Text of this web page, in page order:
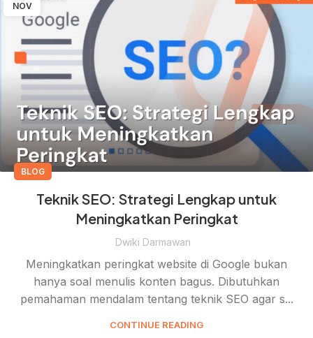
NOV
BLOG
Teknik SEO: Strategi Lengkap untuk
Meningkatkan Peringkat
Dwiki Darmawan
Meningkatkan peringkat website di Google bukan
hanya soal menulis konten bagus. Dibutuhkan
pemahaman mendalam tentang teknik SEO agar s...
CONTINUE READING